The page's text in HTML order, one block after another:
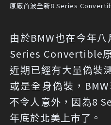
原廠首波全新8 Series
由於BMW也在今年
Series Convertible
近期已經有大量偽裝
或是全身偽裝，
不令人意外，因為8
年底於北美上市了。